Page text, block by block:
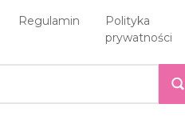
Regulamin
Polityka
prywatności